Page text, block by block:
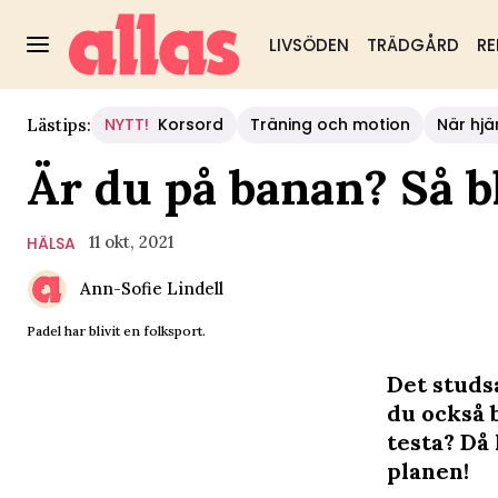
LIVSÖDEN TRÄDGÅRD
Lästips: NYTT! Korsord Träning och motion När
Är du på banan? Så
HÄLSA 11 okt, 2021
Ann-Sofie Lindell
Padel har blivit en folksport.
Det
du också
testa?
planen!